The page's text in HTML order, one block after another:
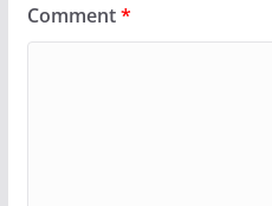
Comment*